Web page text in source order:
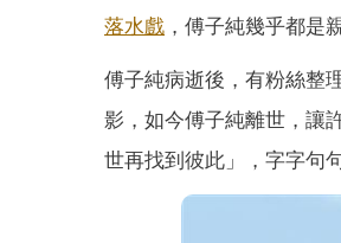
落水戲 ，傅子純幾乎都是
傅子純病逝後，有粉絲整
影，如今傅子純離世，讓
世再找到彼此」，字字句